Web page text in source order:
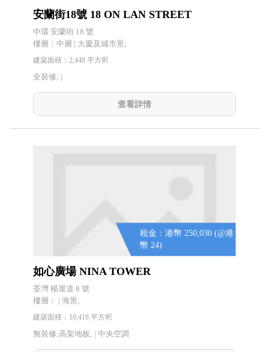
安蘭街18號 18 ON LAN STREET
中環 安蘭街 18 號
樓層：中層 | 大廈及城市景;
建築面積：2,448 平方呎
全裝修; |
查看詳情
租金：港幣 250,030 (@港
幣 24)
如心廣場 NINA TOWER
荃灣 楊屋道 8 號
樓層： | 海景;
建築面積：10,418 平方呎
無裝修;高架地板; | 中央空調